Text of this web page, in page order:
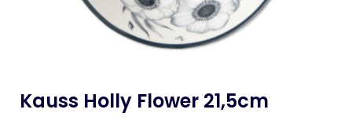
Kauss Holly Flower 21,5cm